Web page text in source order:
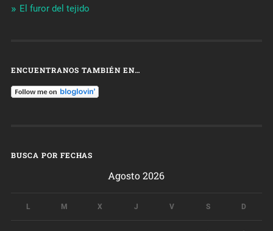
El furor del tejido
ENCUENTRANOS TAMBIÉN EN…
BUSCA POR FECHAS
Agosto 2026
L M X J V S D